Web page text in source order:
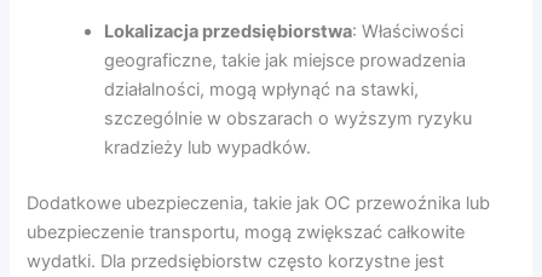
Lokalizacja przedsiębiorstwa: Właściwości
geograficzne, takie jak miejsce prowadzenia
działalności, mogą wpłynąć na stawki,
szczególnie w obszarach o wyższym ryzyku
kradzieży lub wypadków.
Dodatkowe ubezpieczenia, takie jak OC przewoźnika lub
ubezpieczenie transportu, mogą zwiększać całkowite
wydatki. Dla przedsiębiorstw często korzystne jest